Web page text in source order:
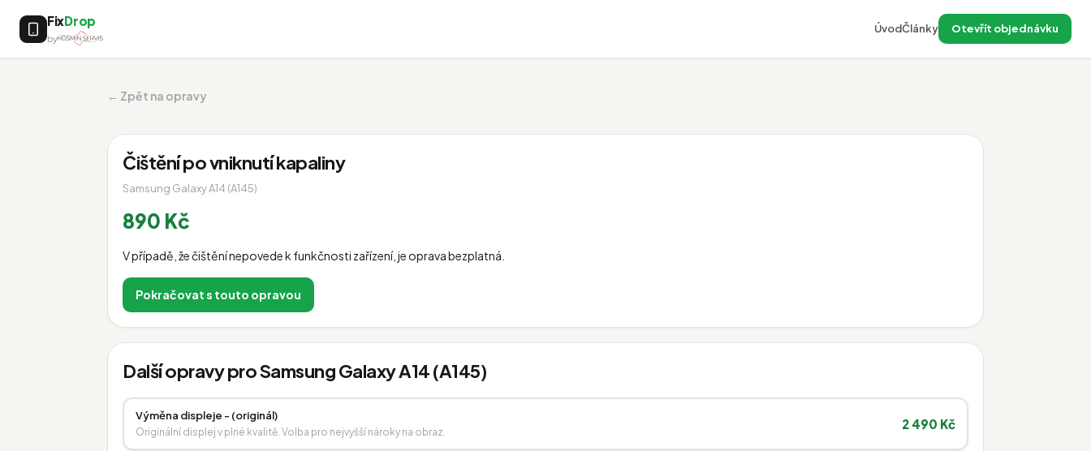
FixDrop
by
ÚvodČlánky Otevřít objednávku
← Zpět na opravy
Čištění po vniknutí kapaliny
Samsung Galaxy A14 (A145)
890 Kč
V případě, že čištění nepovede k funkčnosti zařízení, je oprava bezplatná.
Pokračovat s touto opravou
Další opravy pro Samsung Galaxy A14 (A145)
Výměna displeje - (originál)
Originální displej v plné kvalitě. Volba pro nejvyšší nároky na obraz.
2 490 Kč